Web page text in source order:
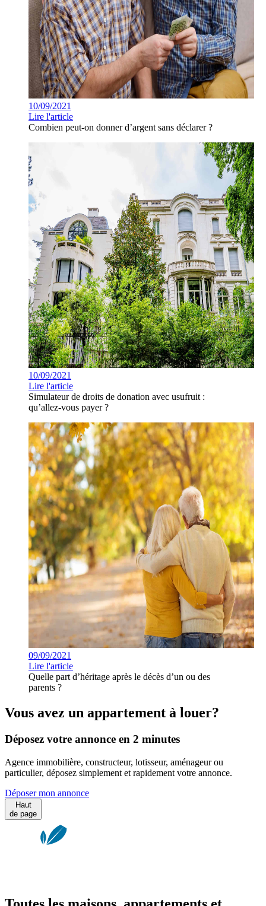
10/09/2021
Lire l'article
Combien peut-on donner d’argent sans déclarer ?
10/09/2021
Lire l'article
Simulateur de droits de donation avec usufruit :
qu’allez-vous payer ?
09/09/2021
Lire l'article
Quelle part d’héritage après le décès d’un ou des
parents ?
Vous avez un appartement à louer?
Déposez votre annonce en 2 minutes
Agence immobilière, constructeur, lotisseur, aménageur ou
particulier, déposez simplement et rapidement votre annonce.
Déposer mon annonce
Haut
de page